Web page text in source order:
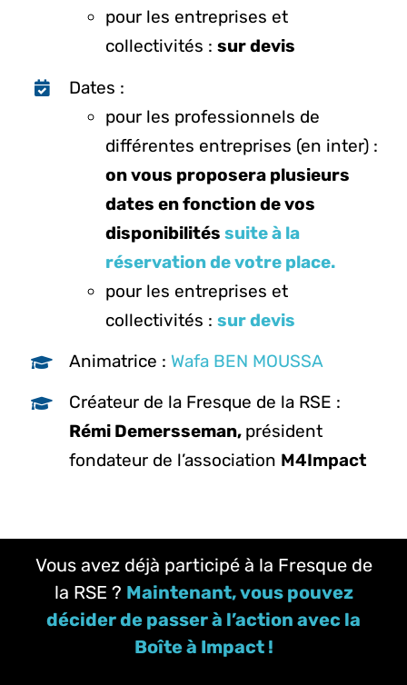
pour les entreprises et
collectivités : sur devis
Dates :
pour les professionnels de
différentes entreprises (en inter) :
on vous proposera plusieurs
dates en fonction de vos
disponibilités suite à la
réservation de votre place.
pour les entreprises et
collectivités : sur devis
Animatrice : Wafa BEN MOUSSA
Créateur de la Fresque de la RSE :
Rémi Demersseman, président
fondateur de l’association M4Impact
Vous avez déjà participé à la Fresque de
la RSE ? Maintenant, vous pouvez
décider de passer à l’action avec la
Boîte à Impact !